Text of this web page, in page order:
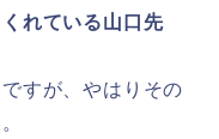
れている山口先
すが、やはりその